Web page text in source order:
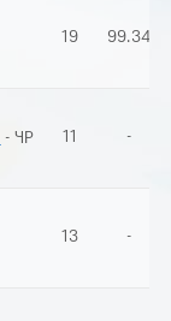
19 99.34
- ЧР
11 -
13 -